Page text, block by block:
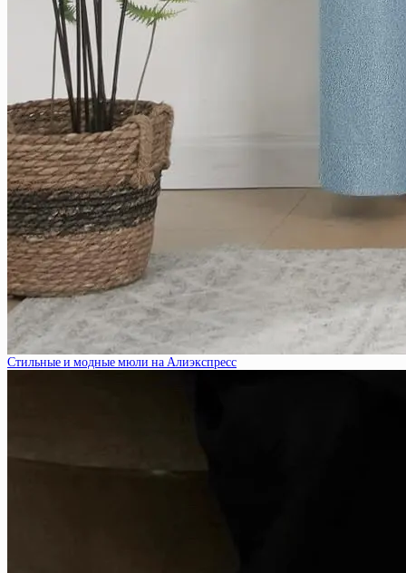
Стильные и модные мюли на Алиэкспресс